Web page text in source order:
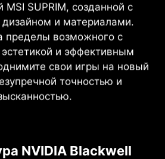
MSI SUPRIM, созданной с
и материалами.
пределы возможного с
и эффективным
свои игры на новый
точностью и
NVIDIA Blackwell